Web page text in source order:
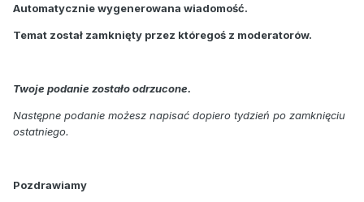
Automatycznie wygenerowana wiadomość.
Temat został zamknięty przez któregoś z moderatorów.
Twoje podanie zostało odrzucone.
Następne podanie możesz napisać dopiero tydzień po zamknięciu
ostatniego.
Pozdrawiamy